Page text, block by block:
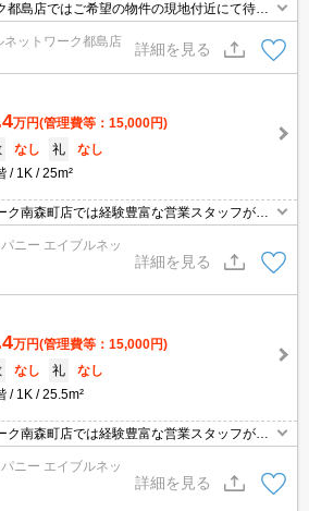
都島店ではご希望の物件の現地付近にて待ち
きご内覧いただくサービスや、主要駅までの
中です。詳しくは「エイブルネットワーク都
０－７９９にお気軽にお問合せ下さい♪
ネットワーク都島店
詳細を見る
万円(管理費等：15,000円)
なし 礼
なし
1K 25m²
南森町店では経験豊富な営業スタッフが多
でサポートさせて頂きます☆ご希望の物件の
せをさせていただきご内覧いただくサービス
えサービスも実施中です☆詳しくは「エイブ
店」０１２０－８２１－２６０にお気軽にお
ニー エイブルネッ
詳細を見る
万円(管理費等：15,000円)
なし 礼
なし
1K 25.5m²
南森町店では経験豊富な営業スタッフが多
でサポートさせて頂きます☆ご希望の物件の
せをさせていただきご内覧いただくサービス
えサービスも実施中です☆詳しくは「エイブ
店」０１２０－８２１－２６０にお気軽にお
ニー エイブルネッ
詳細を見る